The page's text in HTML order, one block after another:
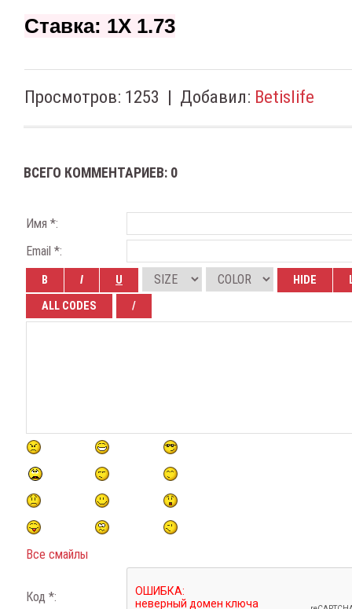
Ставка: 1Х 1.73
Просмотров: 1253 | Добавил: Betislife
ВСЕГО КОММЕНТАРИЕВ: 0
Имя *:
Email *:
Все смайлы
Код *: